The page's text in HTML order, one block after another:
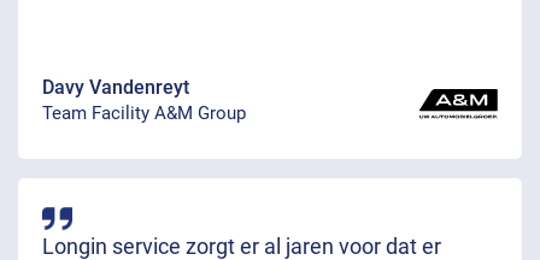
Davy Vandenreyt
Team Facility A&M Group
Longin service zorgt er al jaren voor dat er